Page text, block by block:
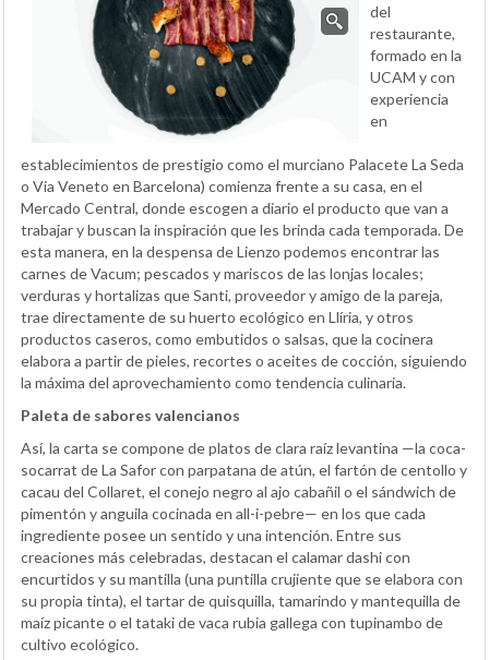
del
restaurante,
formado en la
UCAM y con
experiencia
en
establecimientos de prestigio como el murciano Palacete La Seda
o Via Veneto en Barcelona) comienza frente a su casa, en el
Mercado Central, donde escogen a diario el producto que van a
trabajar y buscan la inspiración que les brinda cada temporada. De
esta manera, en la despensa de Lienzo podemos encontrar las
carnes de Vacum; pescados y mariscos de las lonjas locales;
verduras y hortalizas que Santi, proveedor y amigo de la pareja,
trae directamente de su huerto ecológico en Llíria, y otros
productos caseros, como embutidos o salsas, que la cocinera
elabora a partir de pieles, recortes o aceites de cocción, siguiendo
la máxima del aprovechamiento como tendencia culinaria.
Paleta de sabores valencianos
Así, la carta se compone de platos de clara raíz levantina —la coca-
socarrat de La Safor con parpatana de atún, el fartón de centollo y
cacau del Collaret, el conejo negro al ajo cabañil o el sándwich de
pimentón y anguila cocinada en all-i-pebre— en los que cada
ingrediente posee un sentido y una intención. Entre sus
creaciones más celebradas, destacan el calamar dashi con
encurtidos y su mantilla (una puntilla crujiente que se elabora con
su propia tinta), el tartar de quisquilla, tamarindo y mantequilla de
maíz picante o el tataki de vaca rubia gallega con tupinambo de
cultivo ecológico.